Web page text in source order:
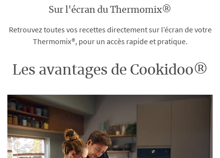
Sur l'écran du Thermomix®
Retrouvez toutes vos recettes directement sur l’écran de votre
Thermomix®, pour un accès rapide et pratique.
Les avantages de Cookidoo®